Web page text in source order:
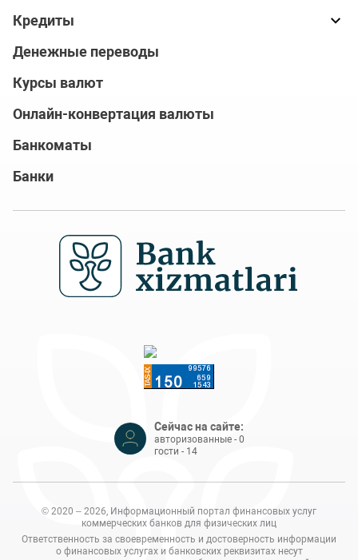
Кредиты
Денежные переводы
Курсы валют
Онлайн-конвертация валюты
Банкоматы
Банки
Сейчас на сайте:
авторизованные - 0
гости - 14
© 2020 – 2026, Информационный портал финансовых услуг
коммерческих банков для физических лиц
Ответственность за своевременность и достоверность информации
о финансовых услугах и банковских реквизитах несут